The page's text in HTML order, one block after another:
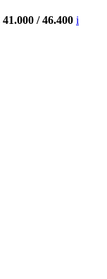
/ 46.400 i